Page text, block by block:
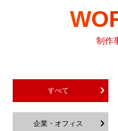
制作
すべて
企業・オフィス